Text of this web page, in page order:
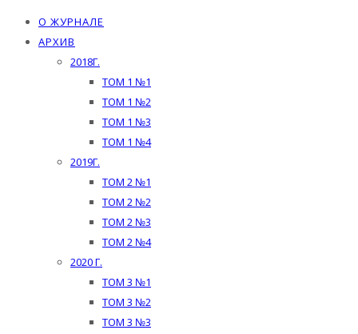
О ЖУРНАЛЕ
АРХИВ
2018Г.
ТОМ 1 №1
ТОМ 1 №2
ТОМ 1 №3
ТОМ 1 №4
2019Г.
ТОМ 2 №1
ТОМ 2 №2
ТОМ 2 №3
ТОМ 2 №4
2020 Г.
ТОМ 3 №1
ТОМ 3 №2
ТОМ 3 №3